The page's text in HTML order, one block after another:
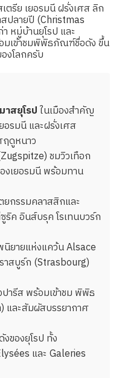
ตรีย เยอรมนี ฝรั่งเศส ลิก
ปลายปี (Christmas
หมู่บ้านยุโรป และ
มเข้าชมพิพิธภัณฑ์ชื่อดัง ขึ้น
งโลกครับ
สยุโรปในเมืองสำคัญ
อรมนี และฝรั่งเศส
ฤดูหนาว
ชมวิวเทือก
งเยอรมนี พร้อมทาน
ยกรรมคลาสสิกและ
ริค อินส์บรุค โรเทนบวร์ก
ยายแห่งแคว้น Alsace
าสบูร์ก (Strasbourg)
ารีส พร้อมเข้าชม พิพิธ
และสัมผัสบรรยากาศ
ของยุโรป ทั้ง
และ Galeries